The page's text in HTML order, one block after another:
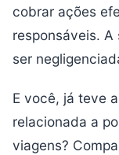
cobrar ações
responsáveis.
ser
E você, já teve
relacionada a
viagens?